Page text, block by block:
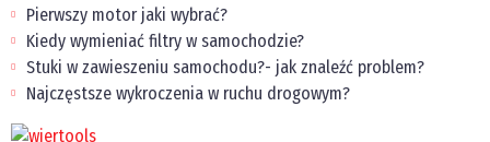
Pierwszy motor jaki wybrać?
Kiedy wymieniać filtry w samochodzie?
Stuki w zawieszeniu samochodu?- jak znaleźć problem?
Najczęstsze wykroczenia w ruchu drogowym?